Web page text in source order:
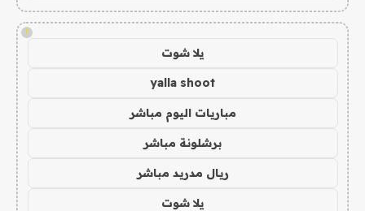
!
يلا شوت
yalla shoot
مباريات اليوم مباشر
برشلونة مباشر
ريال مدريد مباشر
يلا شوت